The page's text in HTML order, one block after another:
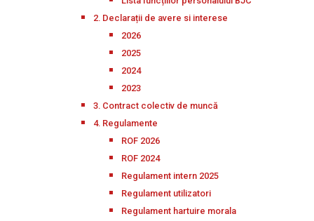
2. Declarații de avere si interese
2026
2025
2024
2023
3. Contract colectiv de muncă
4. Regulamente
ROF 2026
ROF 2024
Regulament intern 2025
Regulament utilizatori
Regulament hartuire morala